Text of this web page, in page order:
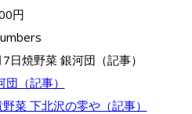
円
日焼野菜 銀河団（記事）
（記事）
菜 下北沢の零や（記事）